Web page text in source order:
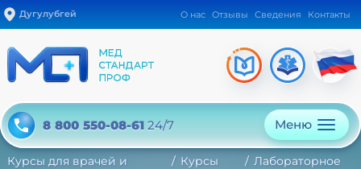
Дугулубгей О нас Отзывы Сведения Контакты
8 800 550-08-61 24/7 Меню
Курсы для врачей и
Курсы
Лабораторное